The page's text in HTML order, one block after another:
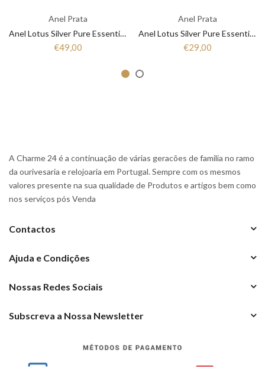
Anel Prata
Anel Lotus Silver Pure Essential LP3446-3/1 Mulher Prata
€49,00
Anel Prata
Anel Lotus Silver Pure Essential LP3443-3/1 Mulher Prata
€29,00
A Charme 24 é a continuação de várias geracões de familia no ramo
da ourivesaria e relojoaria em Portugal. Sempre com os mesmos
valores presente na sua qualidade de Produtos e artigos bem como
nos serviços pós Venda
Contactos
Ajuda e Condições
Nossas Redes Sociais
Subscreva a Nossa Newsletter